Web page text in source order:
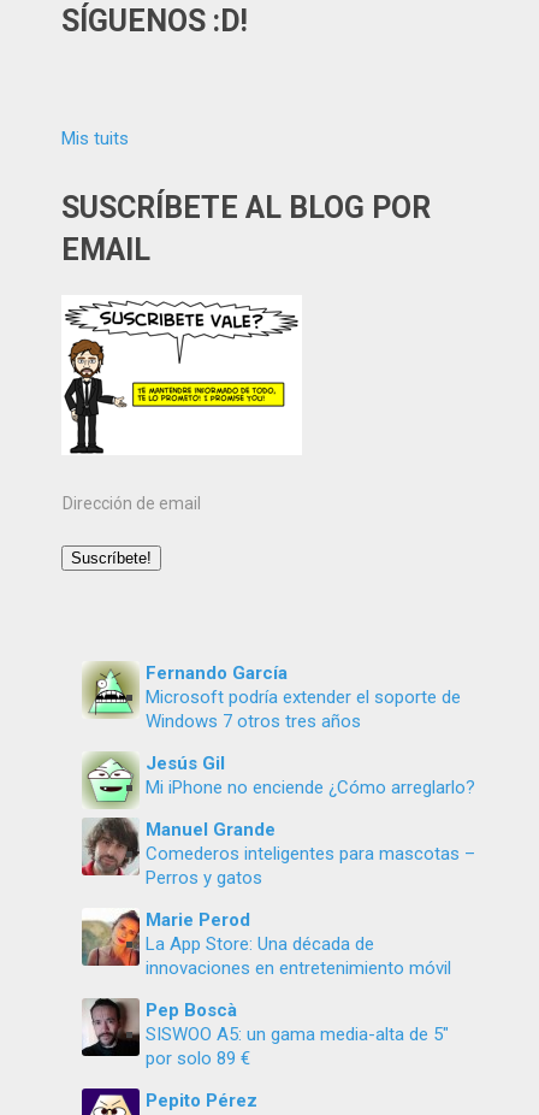
SÍGUENOS :D!
Mis tuits
SUSCRÍBETE AL BLOG POR
EMAIL
Dirección
email
Suscríbete!
Fernando García
Microsoft podría extender el soporte de
Windows 7 otros tres años
Jesús Gil
Mi iPhone no enciende ¿Cómo arreglarlo?
Manuel Grande
Comederos inteligentes para mascotas –
Perros y gatos
Marie Perod
La App Store: Una década de
innovaciones en entretenimiento móvil
Pep Boscà
SISWOO A5: un gama media-alta de 5″
por solo 89 €
Pepito Pérez